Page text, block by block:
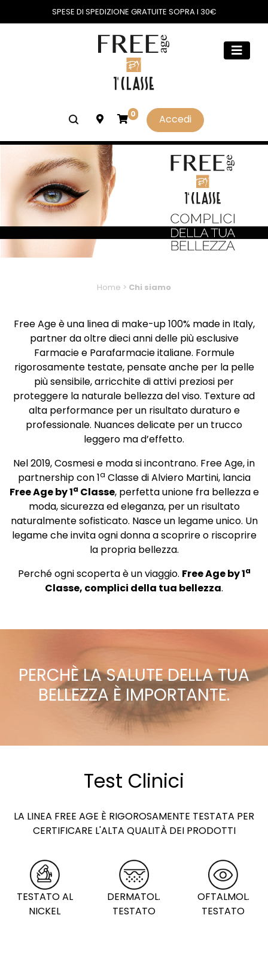
SPESE DI SPEDIZIONE GRATUITE SOPRA I 30€
0 Accedi
Home > Chi siamo
Free Age è una linea di make-up 100% made in Italy,
partner da oltre dieci anni delle più esclusive
Farmacie e Parafarmacie italiane. Formule
rigorosamente testate, pensate anche per la pelle
più sensibile, arricchite di attivi preziosi per
proteggere la naturale bellezza del viso. Texture ad
alta performance per un risultato duraturo e
professionale. Nuances delicate per un trucco
leggero ma d’effetto.
Nel 2019, Cosmesi e moda si incontrano. Free Age, in
partnership con 1a Classe di Alviero Martini, lancia
Free Age by 1aClasse, perfetta unione fra bellezza e
moda, sicurezza ed eleganza, per un risultato
naturalmente sofisticato. Nasce un legame unico. Un
legame che invita ogni donna a scoprire o riscoprire
la propria bellezza.
Perché ogni scoperta è un viaggio. Free Age by 1a
Classe, complici della tua bellezza.
PERCHÈ LA SALUTE DELLA TUA
BELLEZZA È IMPORTANTE.
Test Clinici
LA LINEA FREE AGE È RIGOROSAMENTE TESTATA PER
CERTIFICARE L'ALTA QUALITÀ DEI PRODOTTI
TESTATO AL
NICKEL
DERMATOL.
TESTATO
OFTALMOL.
TESTATO